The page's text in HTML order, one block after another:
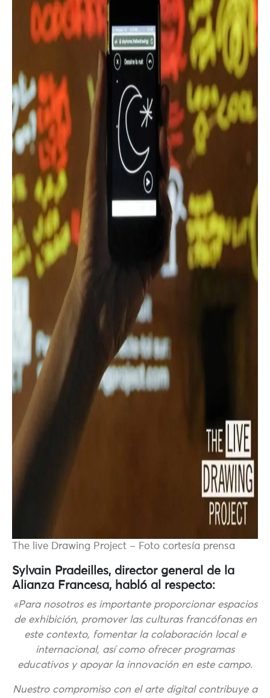
The live Drawing Project – Foto cortesía prensa
Sylvain Pradeilles, director general de la
Alianza Francesa, habló al respecto:
«Para nosotros es importante proporcionar espacios
de exhibición, promover las culturas francófonas en
este contexto, fomentar la colaboración local e
internacional, así como ofrecer programas
educativos y apoyar la innovación en este campo.
Nuestro compromiso con el arte digital contribuye a